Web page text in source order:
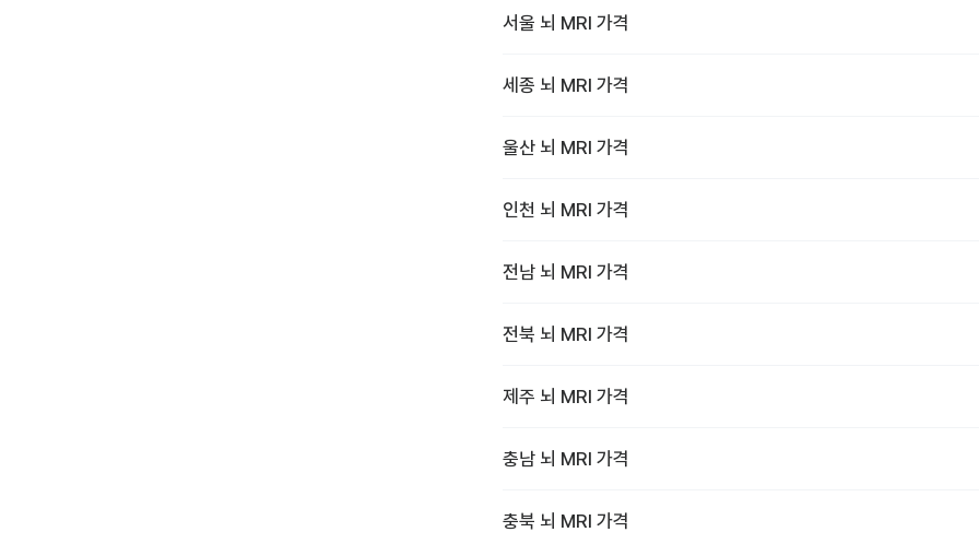
서울 뇌 MRI 가격
세종 뇌 MRI 가격
울산 뇌 MRI 가격
인천 뇌 MRI 가격
전남 뇌 MRI 가격
전북 뇌 MRI 가격
제주 뇌 MRI 가격
충남 뇌 MRI 가격
충북 뇌 MRI 가격